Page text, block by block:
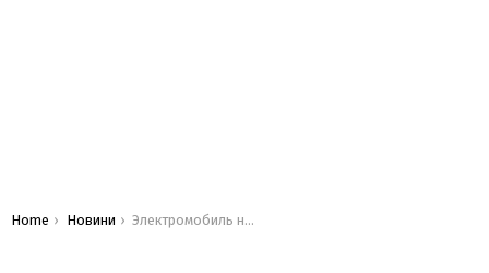
You are here:
Home Новини Электромобиль на солнечных батареях получил 10 000 предзаказов